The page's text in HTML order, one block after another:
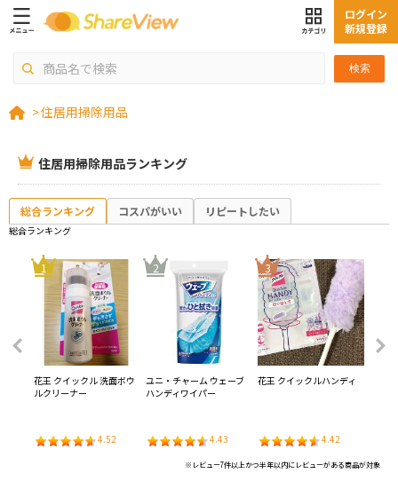
検索
ログイン
新規登録
>住居用掃除用品
住居用掃除用品ランキング
総合ランキング コスパがいい リピートしたい
総合ランキング
1
花王 クイックル 洗面ボウ
ルクリーナー
4.52
2
ユニ・チャーム ウェーブ
ハンディワイパー
4.43
3
花王 クイックルハンディ
4.42
※レビュー7件以上かつ半年以内にレビューがある商品が対象